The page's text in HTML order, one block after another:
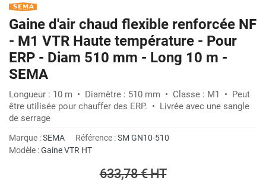
Gaine d'air chaud flexible renforcée NF
- M1 VTR Haute température - Pour
ERP - Diam 510 mm - Long 10 m -
SEMA
Longueur : 10 m • Diamètre : 510 mm • Classe : M1 • Peut
être utilisée pour chauffer des ERP. • Livrée avec une sangle
de serrage
Marque :SEMA Référence :SM GN10-510
Modèle :Gaine VTR HT
633,78 €HT